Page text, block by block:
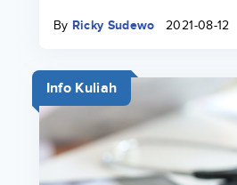
By Ricky Sudewo 2021-08-12
Info Kuliah